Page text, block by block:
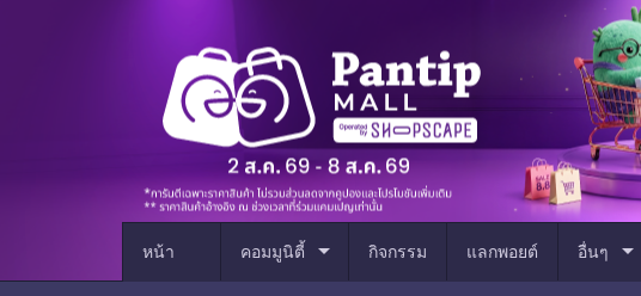
หน้า คอมมูนิตี้ arrow_drop_down กิจกรรม แลกพอยต์ อื่นๆ arrow_drop_down